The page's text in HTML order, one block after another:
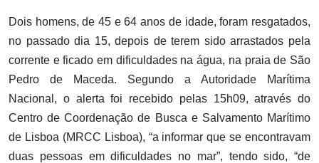
Dois homens, de 45 e 64 anos de idade, foram resgatados,
no passado dia 15, depois de terem sido arrastados pela
corrente e ficado em dificuldades na água, na praia de São
Pedro de Maceda. Segundo a Autoridade Marítima
Nacional, o alerta foi recebido pelas 15h09, através do
Centro de Coordenação de Busca e Salvamento Marítimo
de Lisboa (MRCC Lisboa), “a informar que se encontravam
duas pessoas em dificuldades no mar”, tendo sido, “de